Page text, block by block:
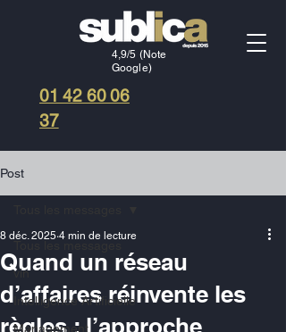
01 42 60 06
37
4,9/5 (Note
Google)
Post
vin
Intelligence Artificielle
Management
Quand un réseau
d’affaires réinvente les
règles : l’approche
8 déc. 2025 4 min de lecture